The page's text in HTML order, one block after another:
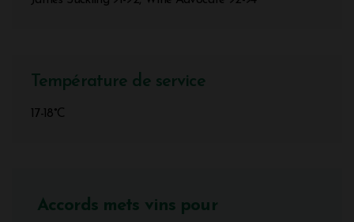
Température de service
17-18°C
Accords mets vins pour